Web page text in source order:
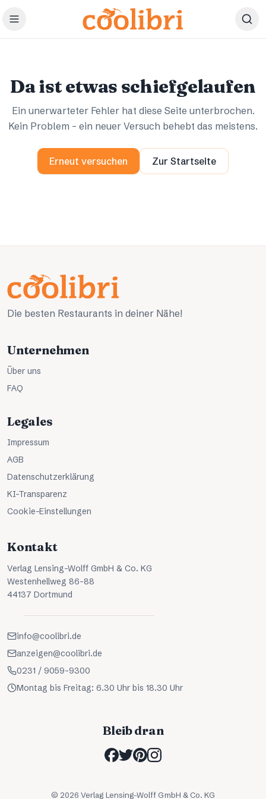
Zum Hauptinhalt springen
Da ist etwas schiefgelaufen
Ein unerwarteter Fehler hat diese Seite unterbrochen.
Kein Problem – ein neuer Versuch behebt das meistens.
Erneut versuchen Zur Startseite
Die besten Restaurants in deiner Nähe!
Unternehmen
Über uns
FAQ
Legales
Impressum
AGB
Datenschutzerklärung
KI-Transparenz
Cookie-Einstellungen
Kontakt
Verlag Lensing-Wolff GmbH & Co. KG
Westenhellweg 86-88
44137 Dortmund
info@coolibri.de
anzeigen@coolibri.de
0231 / 9059-9300
Montag bis Freitag: 6.30 Uhr bis 18.30 Uhr
Bleib dran
© 2026 Verlag Lensing-Wolff GmbH & Co. KG